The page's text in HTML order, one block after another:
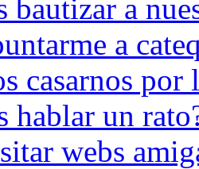
bautizar a
a
casarnos
hablar un
webs